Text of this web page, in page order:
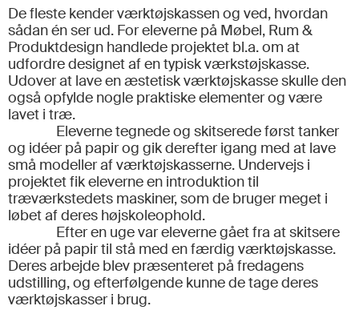
De fleste kender værktøjskassen og ved, hvordan
sådan én ser ud. For eleverne på Møbel, Rum &
Produktdesign handlede projektet bl.a. om at
udfordre designet af en typisk værkstøjskasse.
Udover at lave en æstetisk værktøjskasse skulle den
også opfylde nogle praktiske elementer og være
lavet i træ.
Eleverne tegnede og skitserede først tanker
og idéer på papir og gik derefter igang med at lave
små modeller af værktøjskasserne. Undervejs i
projektet fik eleverne en introduktion til
træværkstedets maskiner, som de bruger meget i
løbet af deres højskoleophold.
Efter en uge var eleverne gået fra at skitsere
idéer på papir til stå med en færdig værktøjskasse.
Deres arbejde blev præsenteret på fredagens
udstilling, og efterfølgende kunne de tage deres
værktøjskasser i brug.